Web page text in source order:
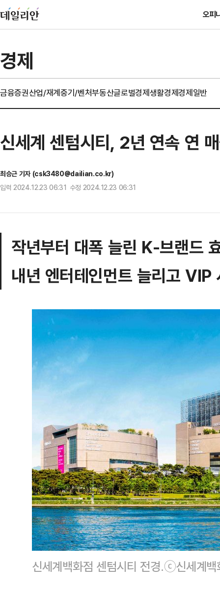
오피
경제
금융증권산업/재계중기/벤처부동산글로벌경제생활경제경제일반
신세계 센텀시티, 2년 연속 연
최승근 기자 (csk3480@dailian.co.kr)
입력 2024.12.23 06:31 수정 2024.12.23 06:31
작년부터 대폭 늘린 K-브랜드
내년 엔터테인먼트 늘리고 VIP
신세계백화점 센텀시티 전경.ⓒ신세계백